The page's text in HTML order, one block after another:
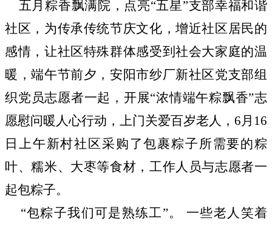
五月粽香飘满院，点亮“五星”支部幸福和谐
社区，为传承传统节庆文化，增近社区居民的
感情，让社区特殊群体感受到社会大家庭的温
暖，端午节前夕，安阳市纱厂新社区党支部组
织党员志愿者一起，开展“浓情端午粽飘香”志
愿慰问暖人心行动，上门关爱百岁老人， 6月16
日 上午新村社区采购了包裹粽子所需要的粽
叶、糯米、大枣等食材，工作人员与志愿者一
起包粽子。
“包粽子我们可是熟练工”。 一些老人笑着